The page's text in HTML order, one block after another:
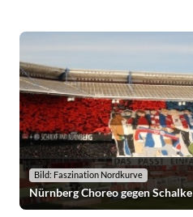
Bild: Faszination Nordkurve
Nürnberg Choreo gegen Schalke